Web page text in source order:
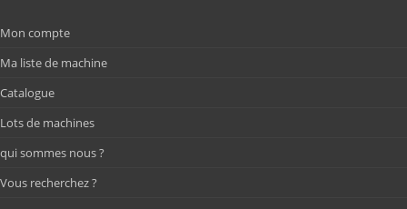
Mon compte
Ma liste de machine
Catalogue
Lots de machines
qui sommes nous ?
Vous recherchez ?